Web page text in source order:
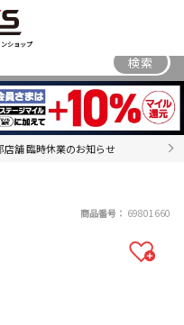
ショップ
検索
舗 臨時休業のお知らせ
商品番号： 69801660